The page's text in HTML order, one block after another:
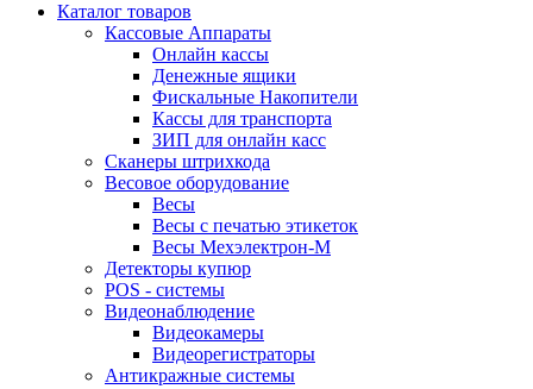
Каталог товаров
Кассовые Аппараты
Онлайн кассы
Денежные ящики
Фискальные Накопители
Кассы для транспорта
ЗИП для онлайн касс
Сканеры штрихкода
Весовое оборудование
Весы
Весы с печатью этикеток
Весы Мехэлектрон-М
Детекторы купюр
POS - системы
Видеонаблюдение
Видеокамеры
Видеорегистраторы
Антикражные системы